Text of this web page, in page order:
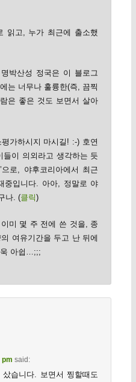
읽고, 누가 최근에 출소했
박산성 정국은 이 블로그
는 너무나 훌륭한(즉, 끔찍
은 좋은 것도 보면서 살아
가하시지 마시길! :-) 호연
들이 의외라고 생각하는 듯
으로, 야후코리아에서 최근
중입니다. 아아, 정말로 야
나. (클릭)
미 몇 주 전에 쓴 것을, 종
여유기간을 두고 난 뒤에
욱 아쉽…;;;
pm said:
습니다. 보면서 찡할때도